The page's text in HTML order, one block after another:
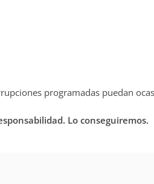
programadas puedan
Lo conseguiremos.